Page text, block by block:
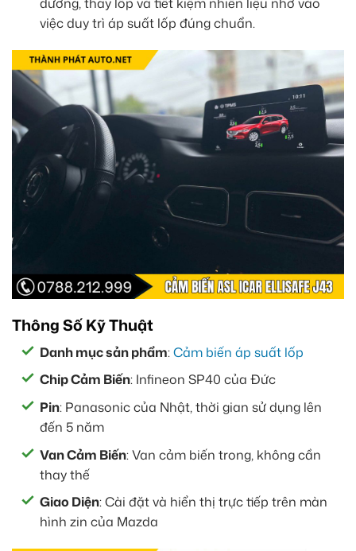
việc duy trì áp suất lốp đúng chuẩn.
Thông Số Kỹ Thuật
Danh mục sản phẩm:Cảm biến áp suất lốp
Chip Cảm Biến: Infineon SP40 của Đức
Pin: Panasonic của Nhật, thời gian sử dụng lên
đến 5 năm
Van Cảm Biến: Van cảm biến trong, không cần
thay thế
Giao Diện: Cài đặt và hiển thị trực tiếp trên màn
hình zin của Mazda